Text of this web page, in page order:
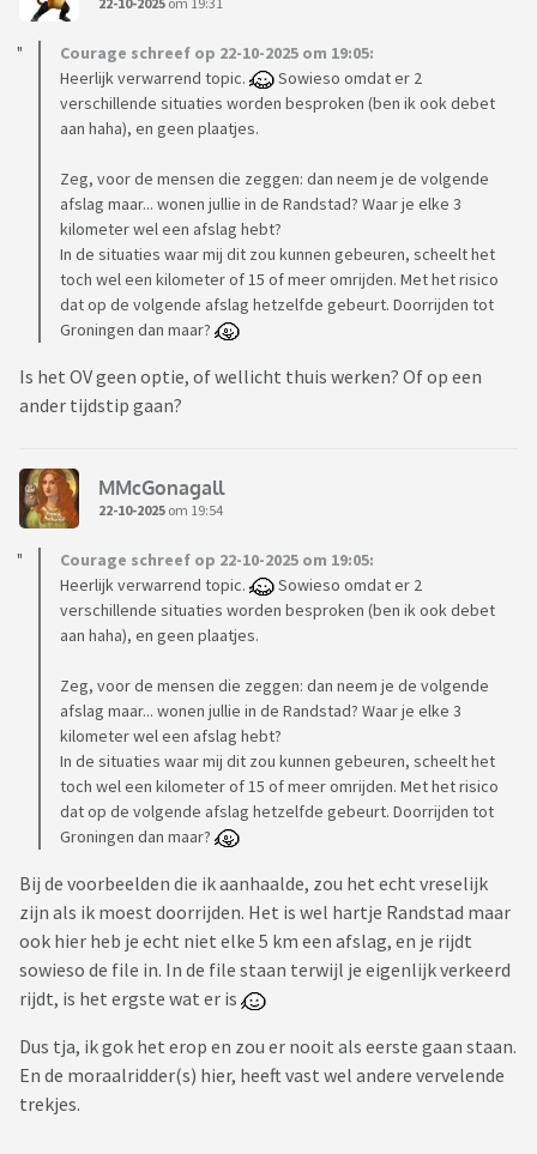
Courage schreef op 22-10-2025 om 19:05:
Heerlijk verwarrend topic.
Sowieso omdat er 2
verschillende situaties worden besproken (ben ik ook debet
aan haha), en geen plaatjes.
Zeg, voor de mensen die zeggen: dan neem je de volgende
afslag maar... wonen jullie in de Randstad? Waar je elke 3
kilometer wel een afslag hebt?
In de situaties waar mij dit zou kunnen gebeuren, scheelt het
toch wel een kilometer of 15 of meer omrijden. Met het risico
dat op de volgende afslag hetzelfde gebeurt. Doorrijden tot
Groningen dan maar?
Is het OV geen optie, of wellicht thuis werken? Of op een
ander tijdstip gaan?
MMcGonagall
22-10-2025 om 19:54
Courage schreef op 22-10-2025 om 19:05:
Heerlijk verwarrend topic.
Sowieso omdat er 2
verschillende situaties worden besproken (ben ik ook debet
aan haha), en geen plaatjes.
Zeg, voor de mensen die zeggen: dan neem je de volgende
afslag maar... wonen jullie in de Randstad? Waar je elke 3
kilometer wel een afslag hebt?
In de situaties waar mij dit zou kunnen gebeuren, scheelt het
toch wel een kilometer of 15 of meer omrijden. Met het risico
dat op de volgende afslag hetzelfde gebeurt. Doorrijden tot
Groningen dan maar?
Bij de voorbeelden die ik aanhaalde, zou het echt vreselijk
zijn als ik moest doorrijden. Het is wel hartje Randstad maar
ook hier heb je echt niet elke 5 km een afslag, en je rijdt
sowieso de file in. In de file staan terwijl je eigenlijk verkeerd
rijdt, is het ergste wat er is
Dus tja, ik gok het erop en zou er nooit als eerste gaan staan.
En de moraalridder(s) hier, heeft vast wel andere vervelende
trekjes.